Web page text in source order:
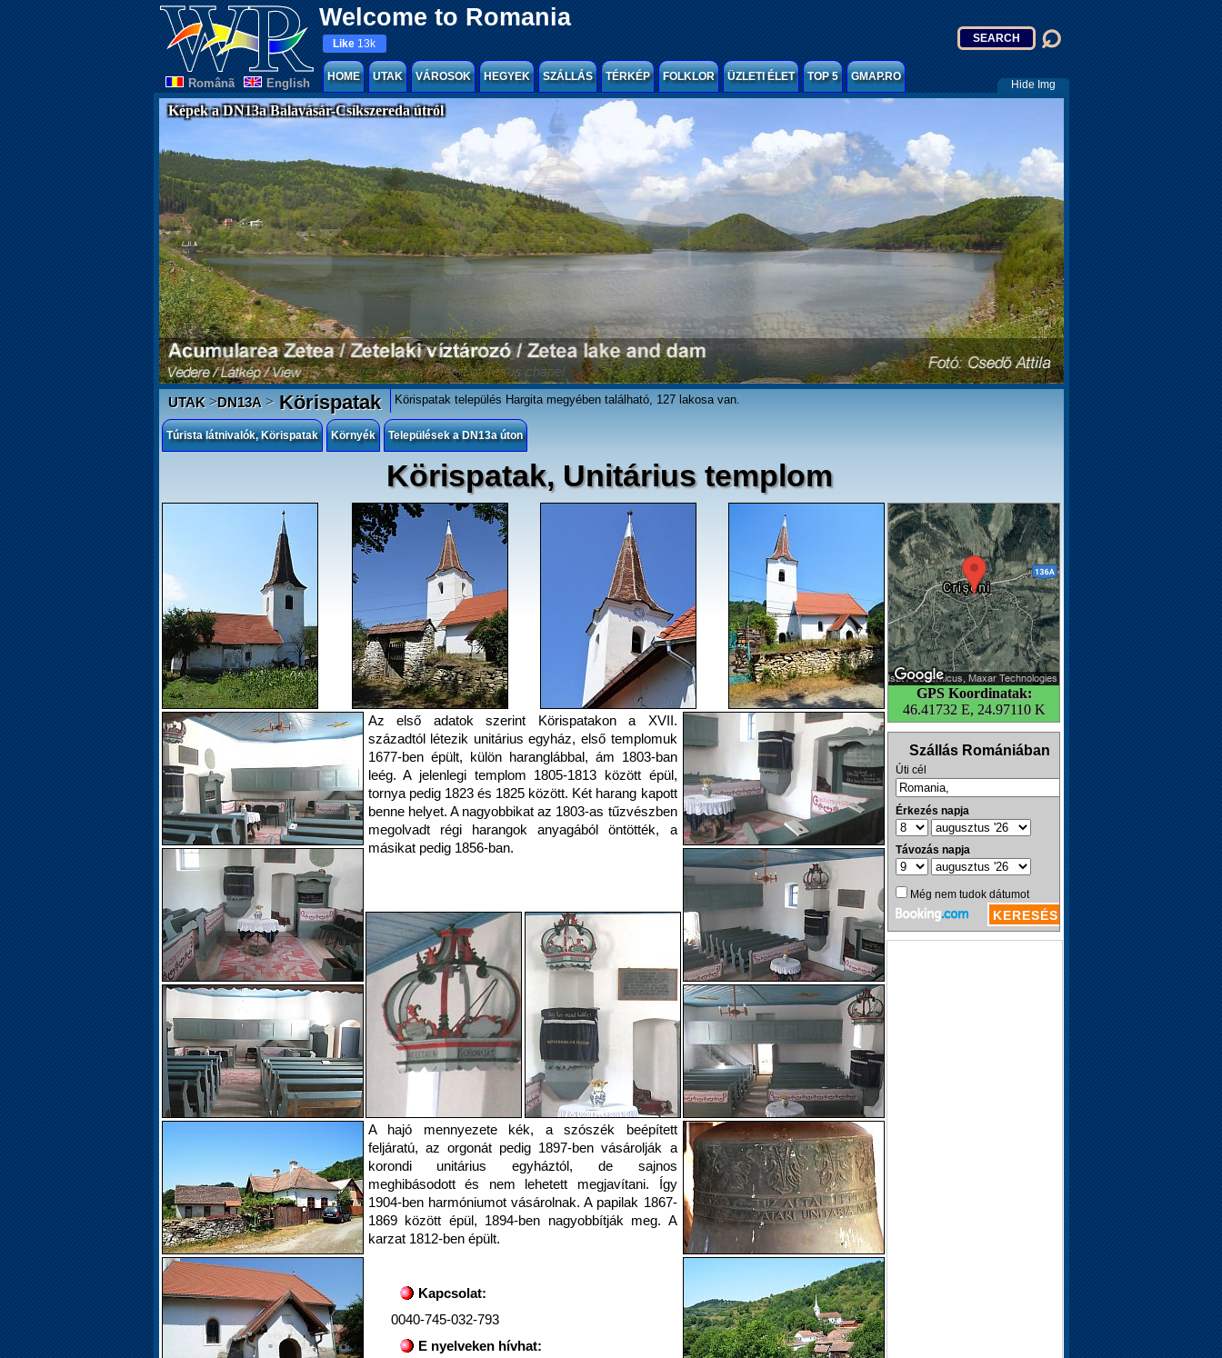
Welcome to Romania
Românã English
Like 13k
HOME UTAK VÁROSOK HEGYEK SZÁLLÁS TÉRKÉP FOLKLOR ÜZLETI ÉLET TOP 5 GMAP.RO
Hide Img
Képek a DN13a Balavásár-Csíkszereda útról
UTAK>DN13A>Körispatak Körispatak település Hargita megyében található, 127 lakosa van.
Túrista látnivalók, Körispatak Környék Települések a DN13a úton
Körispatak, Unitárius templom
GPS Koordinatak:
46.41732 E, 24.97110 K
Az első adatok szerint Körispatakon a XVII.
századtól létezik unitárius egyház, első templomuk
1677-ben épült, külön haranglábbal, ám 1803-ban
leég. A jelenlegi templom 1805-1813 között épül,
tornya pedig 1823 és 1825 között. Két harang kapott
benne helyet. A nagyobbikat az 1803-as tűzvészben
megolvadt régi harangok anyagából öntötték, a
másikat pedig 1856-ban.
A hajó mennyezete kék, a szószék beépített
feljáratú, az orgonát pedig 1897-ben vásárolják a
korondi unitárius egyháztól, de sajnos
meghibásodott és nem lehetett megjavítani. Így
1904-ben harmóniumot vásárolnak. A papilak 1867-
1869 között épül, 1894-ben nagyobbítják meg. A
karzat 1812-ben épült.
Kapcsolat:
0040-745-032-793
E nyelveken hívhat: